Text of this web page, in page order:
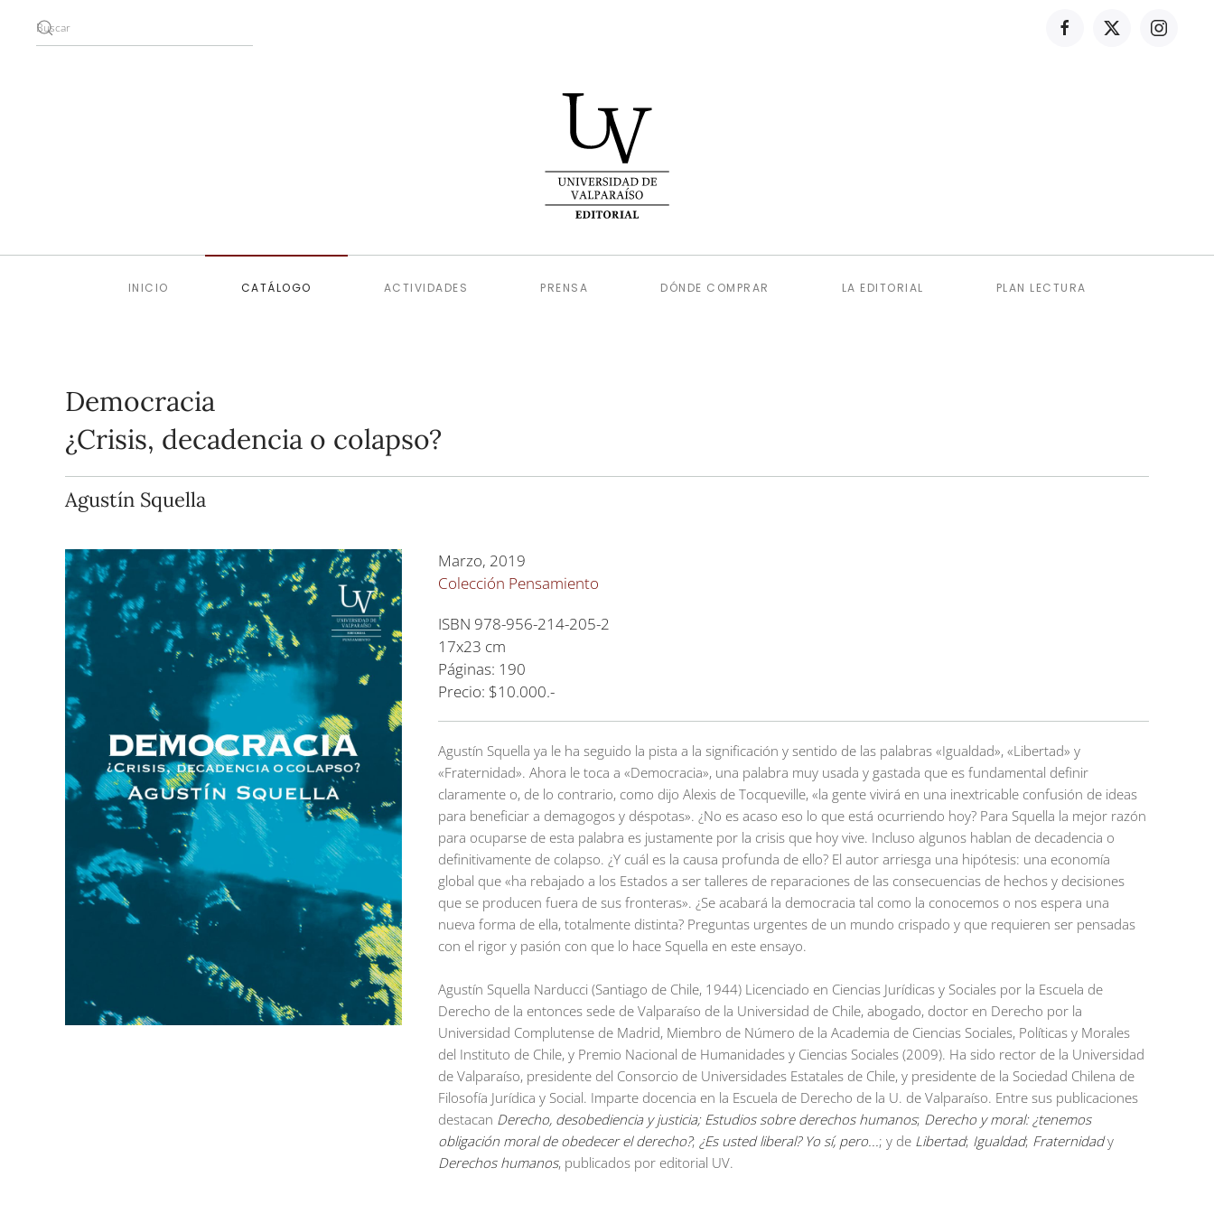
Skip to main content
INICIO CATÁLOGO ACTIVIDADES PRENSA DÓNDE COMPRAR LA EDITORIAL PLAN LECTURA
Democracia
¿Crisis, decadencia o colapso?
Agustín Squella
Marzo, 2019
Colección Pensamiento
ISBN 978-956-214-205-2
17x23 cm
Páginas: 190
Precio: $10.000.-
Agustín Squella ya le ha seguido la pista a la significación y sentido de las palabras «Igualdad», «Libertad» y
«Fraternidad». Ahora le toca a «Democracia», una palabra muy usada y gastada que es fundamental definir
claramente o, de lo contrario, como dijo Alexis de Tocqueville, «la gente vivirá en una inextricable confusión de ideas
para beneficiar a demagogos y déspotas». ¿No es acaso eso lo que está ocurriendo hoy? Para Squella la mejor razón
para ocuparse de esta palabra es justamente por la crisis que hoy vive. Incluso algunos hablan de decadencia o
definitivamente de colapso. ¿Y cuál es la causa profunda de ello? El autor arriesga una hipótesis: una economía
global que «ha rebajado a los Estados a ser talleres de reparaciones de las consecuencias de hechos y decisiones
que se producen fuera de sus fronteras». ¿Se acabará la democracia tal como la conocemos o nos espera una
nueva forma de ella, totalmente distinta? Preguntas urgentes de un mundo crispado y que requieren ser pensadas
con el rigor y pasión con que lo hace Squella en este ensayo.
Agustín Squella Narducci (Santiago de Chile, 1944) Licenciado en Ciencias Jurídicas y Sociales por la Escuela de
Derecho de la entonces sede de Valparaíso de la Universidad de Chile, abogado, doctor en Derecho por la
Universidad Complutense de Madrid, Miembro de Número de la Academia de Ciencias Sociales, Políticas y Morales
del Instituto de Chile, y Premio Nacional de Humanidades y Ciencias Sociales (2009). Ha sido rector de la Universidad
de Valparaíso, presidente del Consorcio de Universidades Estatales de Chile, y presidente de la Sociedad Chilena de
Filosofía Jurídica y Social. Imparte docencia en la Escuela de Derecho de la U. de Valparaíso. Entre sus publicaciones
destacan Derecho, desobediencia y justicia; Estudios sobre derechos humanos; Derecho y moral: ¿tenemos
obligación moral de obedecer el derecho?;¿Es usted liberal? Yo sí, pero...; y de Libertad; Igualdad; Fraternidady
Derechos humanos, publicados por editorial UV.